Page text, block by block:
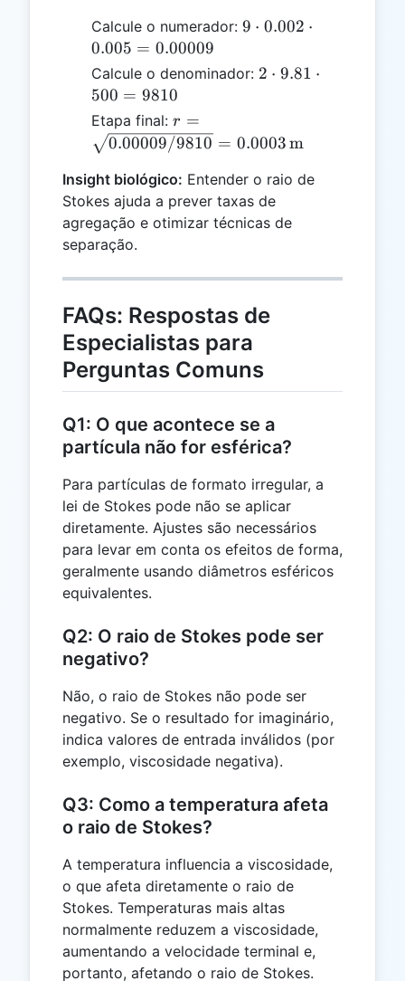
Calcule o numerador: 9 \cdot
\cdot
9 ⋅ 0.002 ⋅
0.005 = 0.00009
Calcule o denominador: 2
\cdot
500
=
9810
2 ⋅ 9.81 ⋅
500 = 9810
Etapa final: r =
\sqrt{0.00009
0.0003 \,
\text{m}
r =
0.00009/9810 = 0.0003m
Insight biológico: Entender o raio de
Stokes ajuda a prever taxas de
agregação e otimizar técnicas de
separação.
FAQs: Respostas de
Especialistas para
Perguntas Comuns
Q1: O que acontece se a
partícula não for esférica?
Para partículas de formato irregular, a
lei de Stokes pode não se aplicar
diretamente. Ajustes são necessários
para levar em conta os efeitos de forma,
geralmente usando diâmetros esféricos
equivalentes.
Q2: O raio de Stokes pode ser
negativo?
Não, o raio de Stokes não pode ser
negativo. Se o resultado for imaginário,
indica valores de entrada inválidos (por
exemplo, viscosidade negativa).
Q3: Como a temperatura afeta
o raio de Stokes?
A temperatura influencia a viscosidade,
o que afeta diretamente o raio de
Stokes. Temperaturas mais altas
normalmente reduzem a viscosidade,
aumentando a velocidade terminal e,
portanto, afetando o raio de Stokes.